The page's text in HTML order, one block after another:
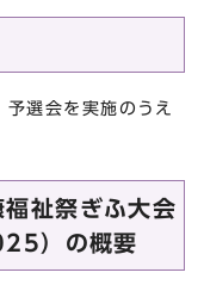
選会を実施のうえ
祉祭ぎふ大会
）の概要